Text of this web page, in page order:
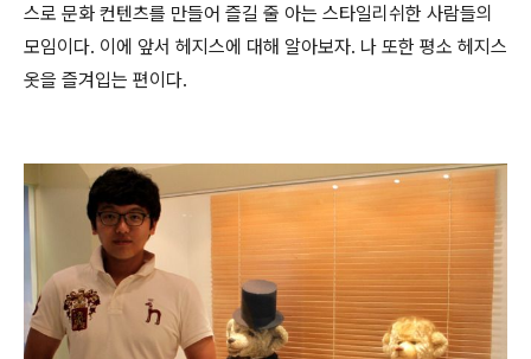
스로 문화 컨텐츠를 만들어 즐길 줄 아는 스타일리쉬한 사람들의
모임이다. 이에 앞서 헤지스에 대해 알아보자. 나 또한 평소 헤지스
옷을 즐겨입는 편이다.